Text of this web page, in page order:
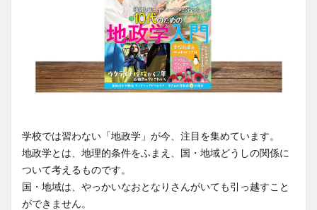
学校では習わない「地政学」が今、注目を集めています。
地政学とは、地理的条件をふまえ、国・地域どうしの関係に
ついて考えるものです。
国・地域は、やっかいなおとなりさんがいても引っ越すこと
ができません。